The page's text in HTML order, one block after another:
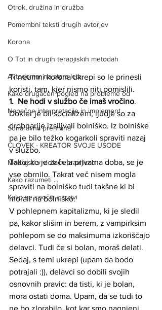
Otrok, družina in družba
Pomembni teksti drugih avtorjev
Korona
O Tot in drugih terapjiskih metodah
Avtodomar na stara leta
Kako drugačen pogled na probleme od
Napačne interpretacije in implement
Sonaravna prehrana
ČLOVEK - KREATOR SVOJE USODE
Modrosti v vicih in pravljicah
Kako razumeti ...
Kako se soočiti z izzivi
Ti neumni korona ukrepi so le prinesli
koristi, tam, kjer nismo niti pomislili.
1. Ne hodi v službo če imaš vročino.
Dokler je bil socializem, ljudje so za
drobnarije izsiljvali bolniško. Iz bolniške
pa je bilo težko kogarkoli spraviti nazaj
v službo.
Takoj ko je začela privatna doba, se je
vse obrnilo. Takrat več nisem mogla
spraviti na bolniško tudi takšne ki bi
morali na bolniško.
V pohlepnem kapitalizmu, ki je sledil
pa, kakor slišim in berem, z vampirksim
pohlepom se do maksimuma izkoriščajo
delavci. Tudi če si bolan, moraš delati.
Sedaj, s temi ukrepi (upam da bodo
potrajali :)), delavci so dobili svojih
osnovnih pravic: da tisti, ki je bolan,
mora ostati doma. Upam, da se tudi to
ne bo zlorabilo, kot kar smo nagnjeni